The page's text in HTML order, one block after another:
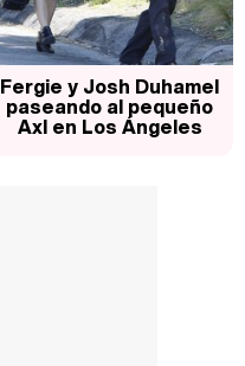
Fergie y Josh Duhamel
paseando al pequeño
Axl en Los Ángeles